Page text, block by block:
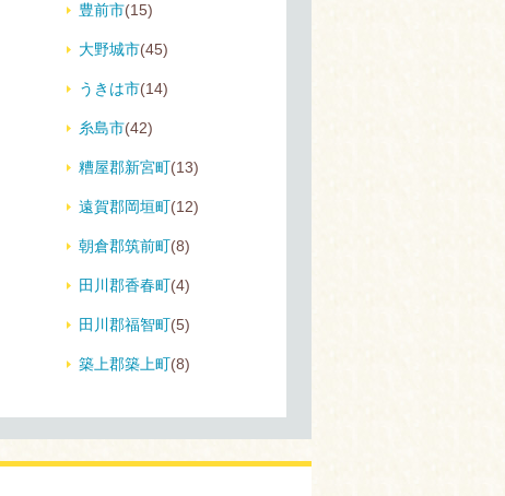
豊前市(15)
大野城市(45)
うきは市(14)
糸島市(42)
糟屋郡新宮町(13)
遠賀郡岡垣町(12)
朝倉郡筑前町(8)
田川郡香春町(4)
田川郡福智町(5)
築上郡築上町(8)